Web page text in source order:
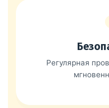
Регулярная